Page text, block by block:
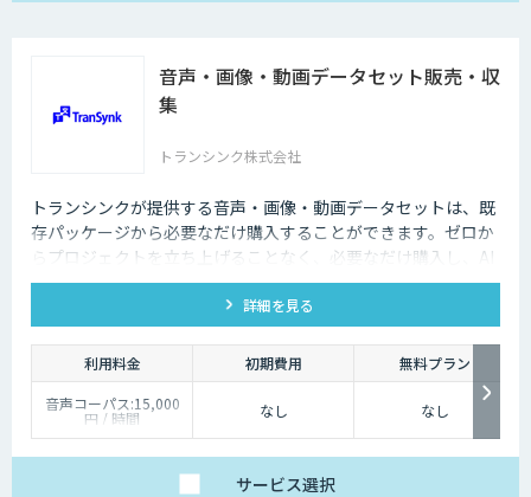
詳しくはお問い合わせ音声・画像・動画データセット販売・収
集
トランシンク株式会社
トランシンクが提供する音声・画像・動画データセットは、既
存パッケージから必要なだけ購入することができます。ゼロか
らプロジェクトを立ち上げることなく、必要なだけ購入し、AI
モデルの開発ができます。
詳細を見る
利用料金 初期費用
無料プラン
音声コーパス:15,000
円 / 時間
人物写真画像収集:300
なし なし
サービス選択